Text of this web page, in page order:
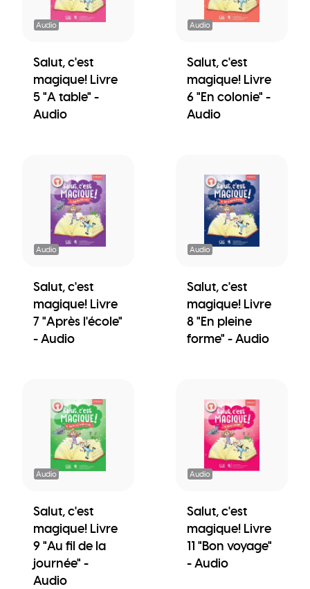
Audio
Salut, c'est
magique! Livre
5 "A table" -
Audio
Audio
Salut, c'est
magique! Livre
6 "En colonie" -
Audio
Audio
Salut, c'est
magique! Livre
7 "Après l'école"
- Audio
Audio
Salut, c'est
magique! Livre
8 "En pleine
forme" - Audio
Audio
Salut, c'est
magique! Livre
9 "Au fil de la
journée" -
Audio
Audio
Salut, c'est
magique! Livre
11 "Bon voyage"
- Audio